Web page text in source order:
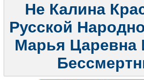
Не Калина
Русской
Марья Царевна